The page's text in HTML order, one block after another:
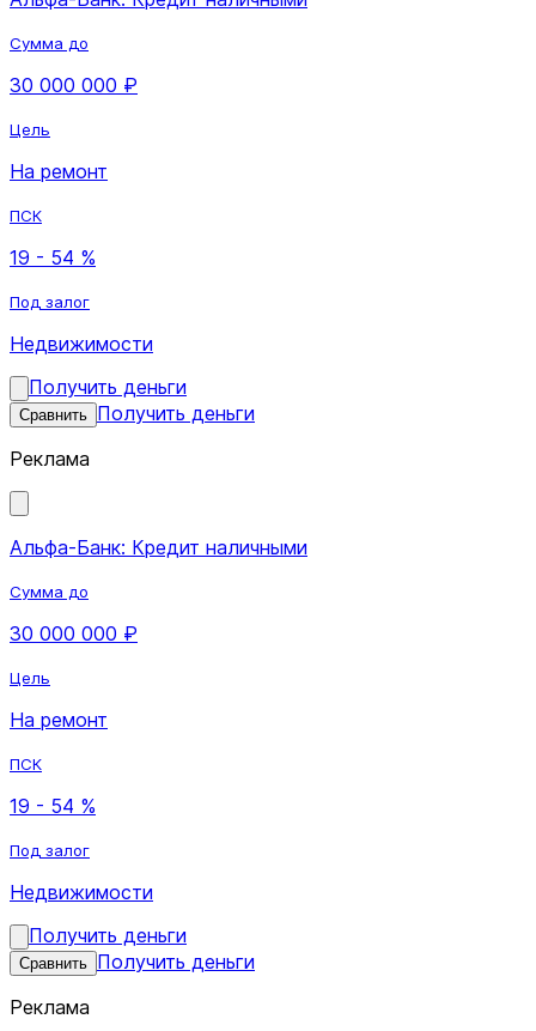
Сумма до
30 000 000 ₽
Цель
На ремонт
ПСК
19 - 54 %
Под залог
Недвижимости
Получить деньги
Сравнить Получить деньги
Реклама
Альфа-Банк: Кредит наличными
Сумма до
30 000 000 ₽
Цель
На ремонт
ПСК
19 - 54 %
Под залог
Недвижимости
Получить деньги
Сравнить Получить деньги
Реклама